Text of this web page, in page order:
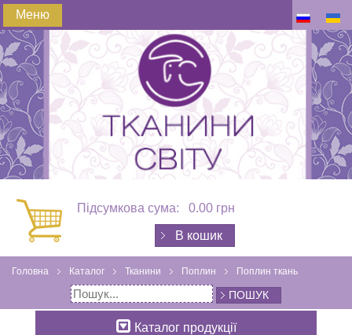
Меню
Підсумкова сума: 0.00 грн
В кошик
Головна Каталог Тканини Поплин Поплин ткань
ПОШУК
Каталог продукції